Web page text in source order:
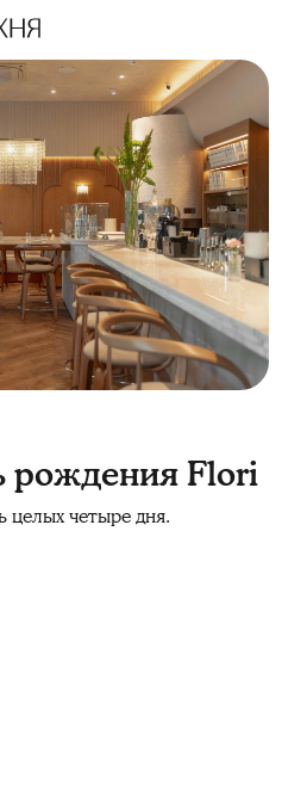
рождения Flori
целых четыре дня.